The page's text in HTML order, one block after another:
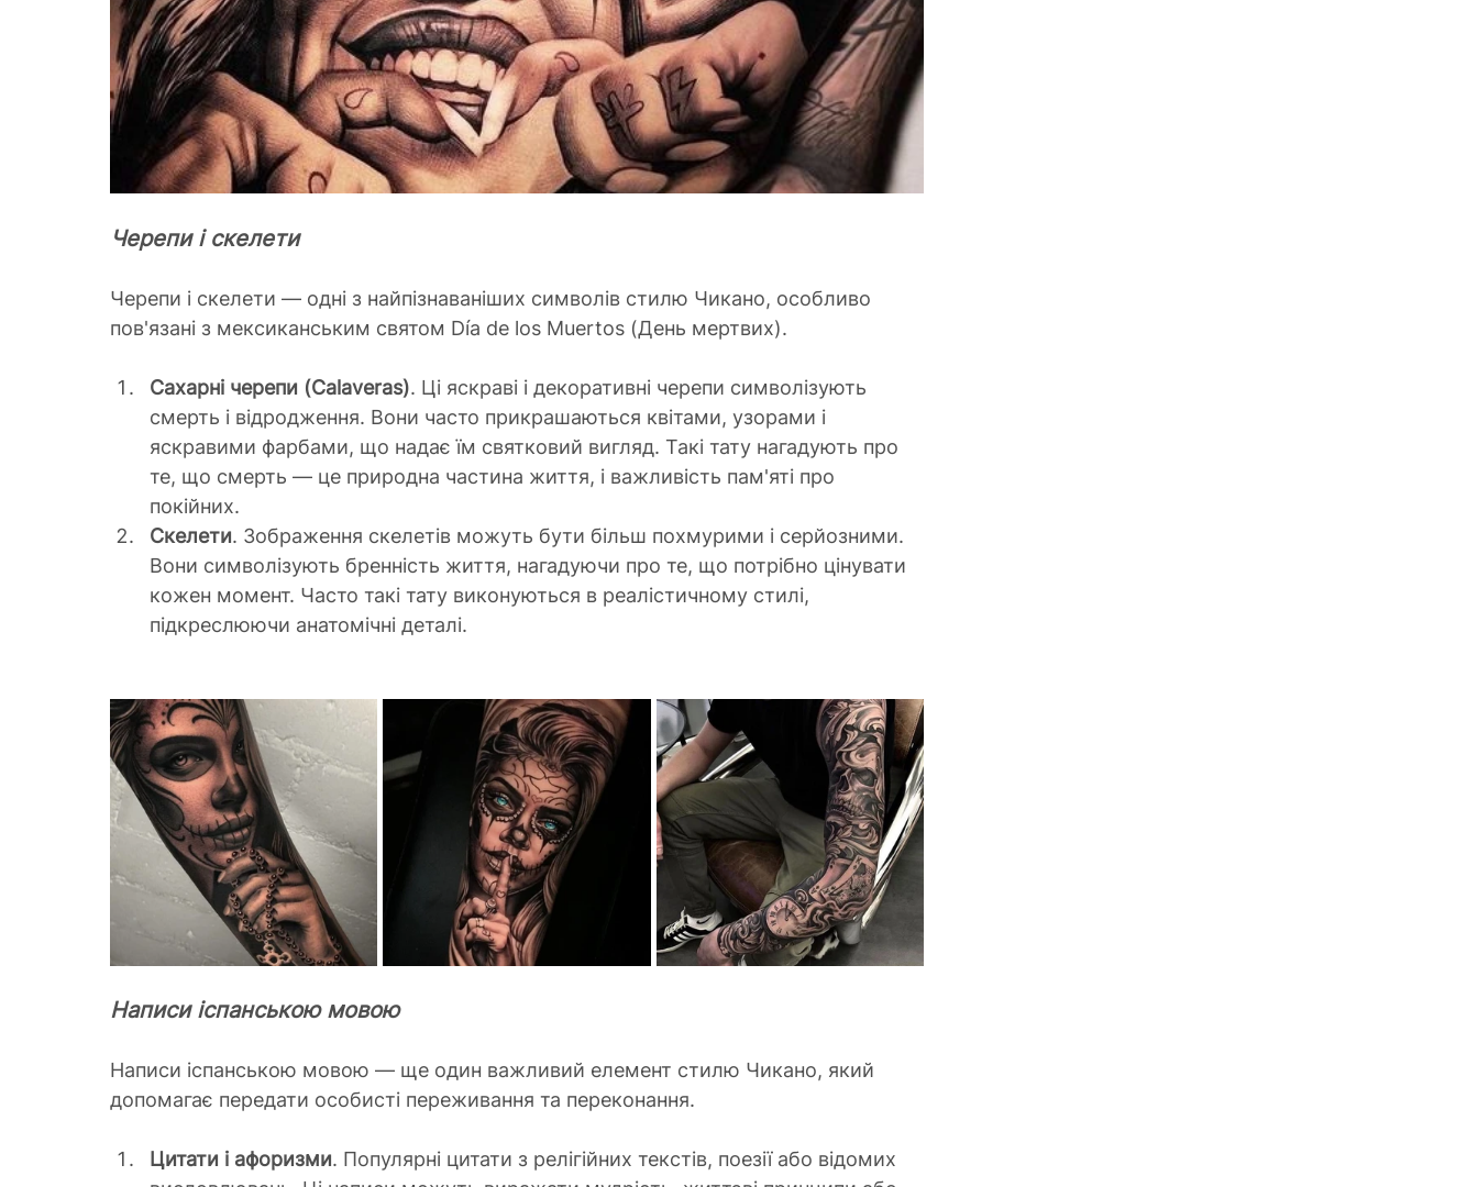
Черепи і скелети
Черепи і скелети — одні з найпізнаваніших символів стилю Чикано, особливо
пов'язані з мексиканським святом Día de los Muertos (День мертвих).
Сахарні черепи (Calaveras). Ці яскраві і декоративні черепи символізують
смерть і відродження. Вони часто прикрашаються квітами, узорами і
яскравими фарбами, що надає їм святковий вигляд. Такі тату нагадують про
те, що смерть — це природна частина життя, і важливість пам'яті про
покійних.
Скелети. Зображення скелетів можуть бути більш похмурими і серйозними.
Вони символізують бренність життя, нагадуючи про те, що потрібно цінувати
кожен момент. Часто такі тату виконуються в реалістичному стилі,
підкреслюючи анатомічні деталі.
Написи іспанською мовою
Написи іспанською мовою — ще один важливий елемент стилю Чикано, який
допомагає передати особисті переживання та переконання.
Цитати і афоризми. Популярні цитати з релігійних текстів, поезії або відомих